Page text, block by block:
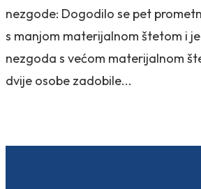
nezgode: Dogodilo se pet
s manjom materijalnom štetom i
nezgoda s većom materijalnom
dvije osobe zadobile...